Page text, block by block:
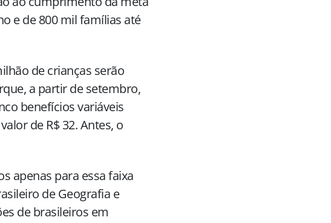
e de 800 mil famílias até
de crianças serão
a partir de setembro,
benefícios variáveis
de R$ 32. Antes, o
apenas para essa faixa
de Geografia e
de brasileiros em